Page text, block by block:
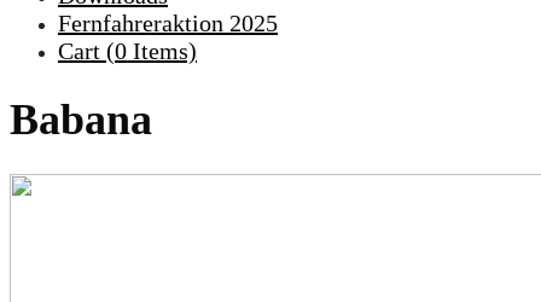
Fernfahreraktion 2025
Cart (0 Items)
Babana